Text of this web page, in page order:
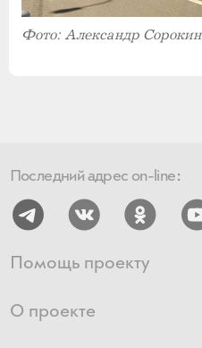
Фото: Александр Сорокин
Последний адрес on-line:
Помощь проекту
О проекте